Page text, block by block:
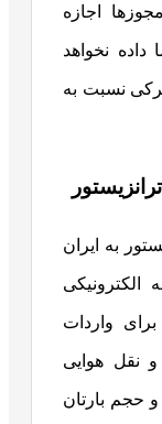
اجازه
نخواهد
نسبت به
به ایران
واردات
نقل هوایی
حجم بارتان